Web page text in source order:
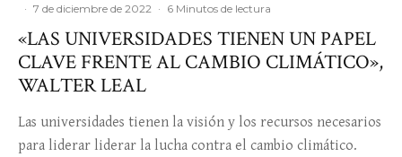
· 7 de diciembre de 2022 · 6 Minutos de lectura
«LAS UNIVERSIDADES TIENEN UN PAPEL
CLAVE FRENTE AL CAMBIO CLIMÁTICO»,
WALTER LEAL
Las universidades tienen la visión y los recursos necesarios
para liderar liderar la lucha contra el cambio climático.